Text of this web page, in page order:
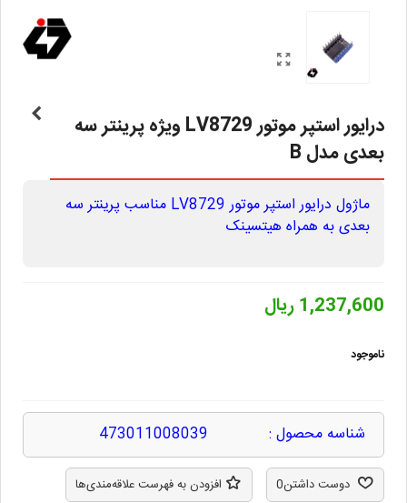
درایور استپر موتور LV8729 ویژه پرینتر سه
بعدی مدل B
ماژول درایور استپر موتور LV8729 مناسب پرینتر سه
بعدی به همراه هیتسینک
1,237,600 ریال
ناموجود
شناسه محصول : 473011008039
دوست داشتن0 افزودن به فهرست علاقه‌مندی‌ها